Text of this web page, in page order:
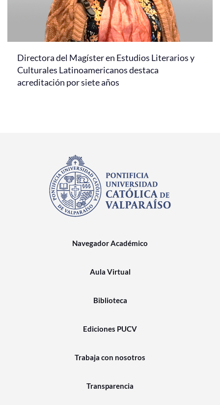
Directora del Magíster en Estudios Literarios y
Culturales Latinoamericanos destaca
acreditación por siete años
Navegador Académico
Aula Virtual
Biblioteca
Ediciones PUCV
Trabaja con nosotros
Transparencia